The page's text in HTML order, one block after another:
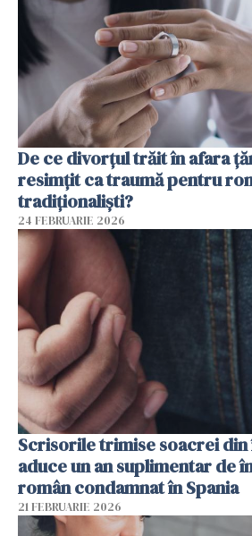
De ce divorțul trăit în afara
resimțit ca traumă pentru
tradiționaliști?
24 FEBRUARIE 2026
Scrisorile trimise soacrei
aduce un an suplimentar de
român condamnat în Spania
21 FEBRUARIE 2026